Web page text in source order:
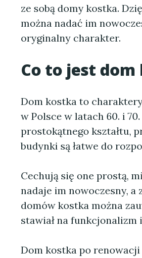
ze sobą domy kostka.
można nadać im
oryginalny charakter.
Co to jest
Dom kostka to
w Polsce w latach 60. i
prostokątnego kształtu,
budynki są łatwe do
Cechują się one prostą,
nadaje im nowoczesny,
domów kostka można
stawiał na funkcjonalizm
Dom kostka po